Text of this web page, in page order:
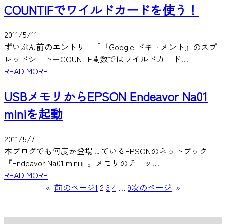
COUNTIFでワイルドカードを使う！
2011/5/11
ずいぶん前のエントリー「『Google ドキュメント』のスプ
レッドシート−COUNTIF関数ではワイルドカード…
READ MORE
USBメモリからEPSON Endeavor Na01
miniを起動
2011/5/7
本ブログでも何度か登場しているEPSONのネットブック
『Endeavor Na01 mini』。メモリのチェッ…
READ MORE
« 前のページ1 2 3 4 … 9次のページ »